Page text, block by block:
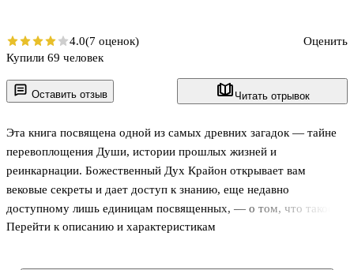
Оставить отзыв Читать отрывок
Эта книга посвящена одной из самых древних загадок — тайне
перевоплощения Души, истории прошлых жизней и
реинкарнации. Божественный Дух Крайон открывает вам
вековые секреты и дает доступ к знанию, еще недавно
доступному лишь единицам посвященных, — о том, что такое
Хроники Акаши и как с ними взаимодействовать. Пришла пора
Перейти к описанию и характеристикам
4.0(7 оценок)
Оценить
Купили 69 человек